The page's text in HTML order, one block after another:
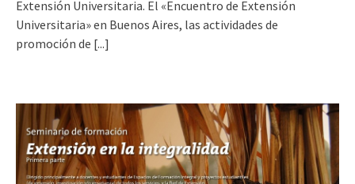
Extensión Universitaria. El «Encuentro de Extensión
Universitaria» en Buenos Aires, las actividades de
promoción de [...]